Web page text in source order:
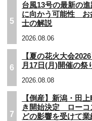
5
台風13号の最新の
に向かう可能性 お
士の解説
2026.08.06
6
【夏の花火大会
月17日(月)開催の祭
2026.08.08
7
【倒産】新潟・田
き開始決定 ローコ
どの影響を受けて